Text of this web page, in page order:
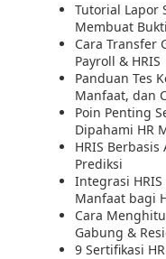
Tutorial Lapor
Membuat
Cara Transfer
Payroll & HRIS
Panduan Tes
Manfaat, dan
Poin Penting
Dipahami HR
HRIS
Prediksi
Integrasi
Manfaat bagi
Cara
Gabung &
9 Sertifikasi